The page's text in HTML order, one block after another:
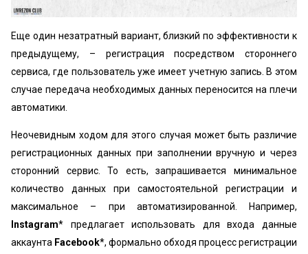
Еще один незатратный вариант, близкий по эффективности к
предыдущему, – регистрация посредством стороннего
сервиса, где пользователь уже имеет учетную запись. В этом
случае передача необходимых данных переносится на плечи
автоматики.
Неочевидным ходом для этого случая может быть различие
регистрационных данных при заполнении вручную и через
сторонний сервис. То есть, запрашивается минимальное
количество данных при самостоятельной регистрации и
максимальное – при автоматизированной. Например,
Instagram* предлагает использовать для входа данные
аккаунта Facebook*, формально обходя процесс регистрации